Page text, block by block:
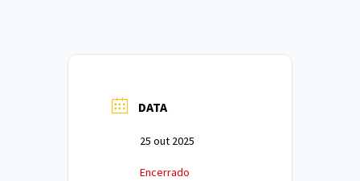
DATA
25 out 2025
Encerrado